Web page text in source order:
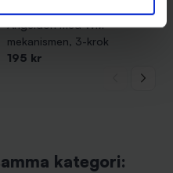
Angeldon med WM-
mekanismen, 3-krok
195 kr
kategori: